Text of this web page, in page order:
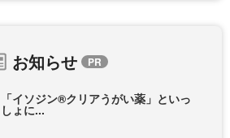
お知らせ
「イソジン®クリアうがい薬」といっ
しょに...